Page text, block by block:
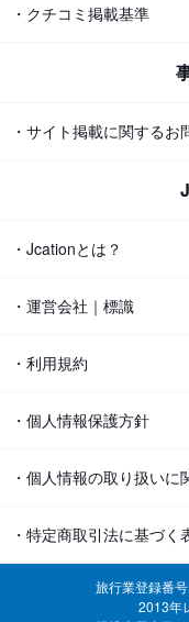
・クチコミ掲載基準
・サイト掲載に関するお
・Jcationとは？
・運営会社｜標識
・利用規約
・個人情報保護方針
・個人情報の取り扱いに
・特定商取引法に基づく
旅行業登録番
2013年